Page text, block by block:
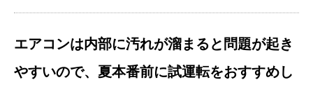
エアコンは内部に汚れが溜まると問題が起き
やすいので、夏本番前に試運転をおすすめし